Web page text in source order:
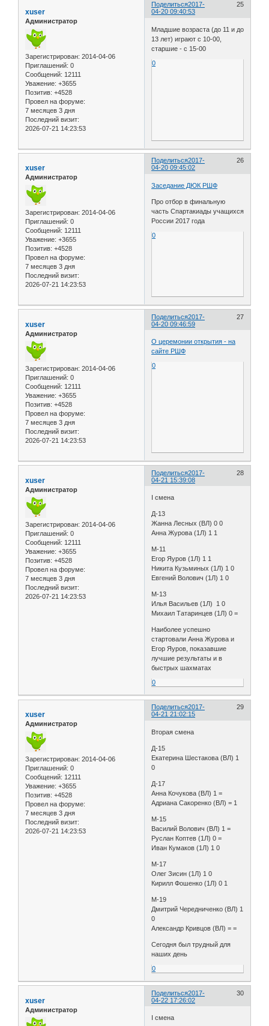
Поделиться 25
2017-
04-20 09:40:53
xuser
Администратор
Зарегистрирован: 2014-04-06
Приглашений: 0
Сообщений: 12111
Уважение: +3655
Позитив: +4528
Провел на форуме:
7 месяцев 3 дня
Последний визит:
2026-07-21 14:23:53
Младшие возраста (до 11 и до
13 лет) играют с 10-00,
старшие - с 15-00
0
Поделиться 26
2017-
04-20 09:45:02
xuser
Администратор
Зарегистрирован: 2014-04-06
Приглашений: 0
Сообщений: 12111
Уважение: +3655
Позитив: +4528
Провел на форуме:
7 месяцев 3 дня
Последний визит:
2026-07-21 14:23:53
Заседание ДЮК РШФ
Про отбор в финальную
часть Спартакиады учащихся
России 2017 года
0
Поделиться 27
2017-
04-20 09:46:59
xuser
Администратор
Зарегистрирован: 2014-04-06
Приглашений: 0
Сообщений: 12111
Уважение: +3655
Позитив: +4528
Провел на форуме:
7 месяцев 3 дня
Последний визит:
2026-07-21 14:23:53
О церемонии открытия - на
сайте РШФ
0
Поделиться 28
2017-
04-21 15:39:08
xuser
Администратор
Зарегистрирован: 2014-04-06
Приглашений: 0
Сообщений: 12111
Уважение: +3655
Позитив: +4528
Провел на форуме:
7 месяцев 3 дня
Последний визит:
2026-07-21 14:23:53
I смена
Д-13
Жанна Лесных (ВЛ) 0 0
Анна Журова (1Л) 1 1
M-11
Егор Яуров (1Л) 1 1
Никита Кузьминых (1Л) 1 0
Евгений Волович (1Л) 1 0
М-13
Илья Васильев (1Л) 1 0
Михаил Татаринцев (1Л) 0 =
Наиболее успешно
стартовали Анна Журова и
Егор Яуров, показавшие
лучшие результаты и в
быстрых шахматах
0
Поделиться 29
2017-
04-21 21:02:15
xuser
Администратор
Зарегистрирован: 2014-04-06
Приглашений: 0
Сообщений: 12111
Уважение: +3655
Позитив: +4528
Провел на форуме:
7 месяцев 3 дня
Последний визит:
2026-07-21 14:23:53
Вторая смена
Д-15
Екатерина Шестакова (ВЛ) 1
0
Д-17
Анна Кочукова (ВЛ) 1 =
Адриана Сакоренко (ВЛ) = 1
М-15
Василий Волович (ВЛ) 1 =
Руслан Коптев (1Л) 0 =
Иван Кумаков (1Л) 1 0
М-17
Олег Зисин (1Л) 1 0
Кирилл Фошенко (1Л) 0 1
М-19
Дмитрий Чередниченко (ВЛ) 1
0
Александр Кривцов (ВЛ) = =
Сегодня был трудный для
наших день
0
Поделиться 30
2017-
04-22 17:26:02
xuser
Администратор
I смена